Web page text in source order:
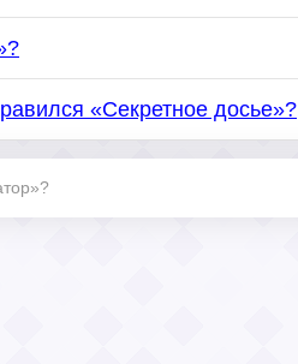
«Секретное досье»?